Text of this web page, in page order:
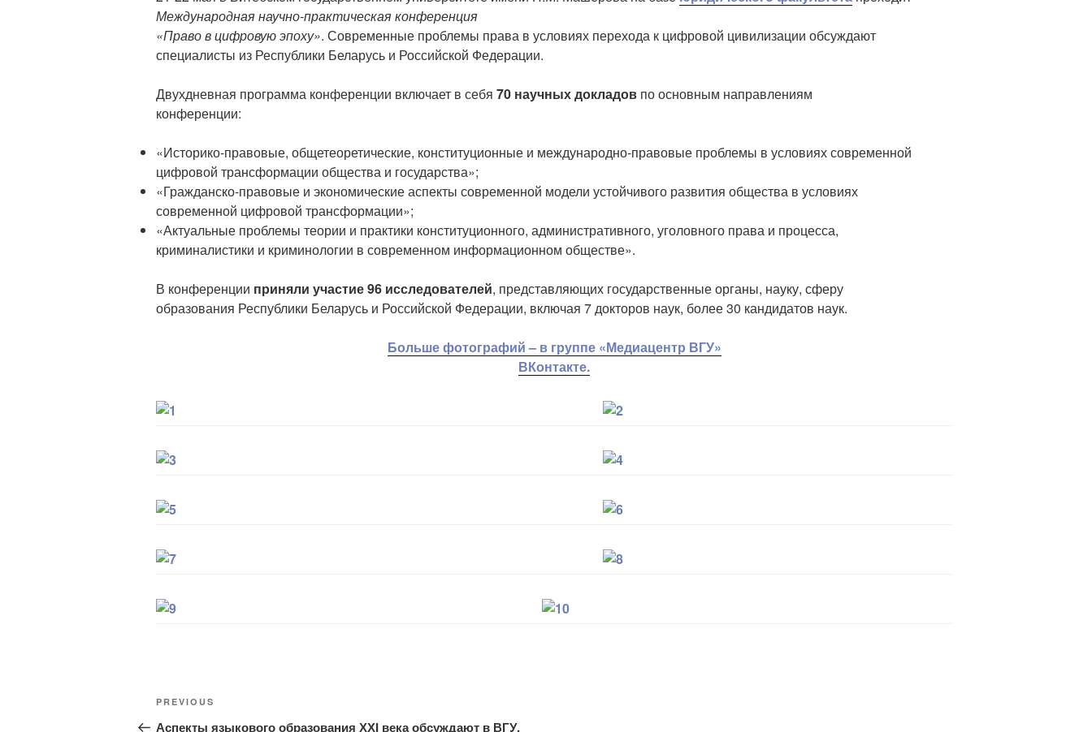
Международная научно-практическая конференция
«Право в цифровую эпоху». Современные проблемы права в условиях перехода к цифровой цивилизации обсуждают
специалисты из Республики Беларусь и Российской Федерации.
Двухдневная программа конференции включает в себя 70 научных докладов по основным направлениям
конференции:
«Историко-правовые, общетеоретические, конституционные и международно-правовые проблемы в условиях современной
цифровой трансформации общества и государства»;
«Гражданско-правовые и экономические аспекты современной модели устойчивого развития общества в условиях
современной цифровой трансформации»;
«Актуальные проблемы теории и практики конституционного, административного, уголовного права и процесса,
криминалистики и криминологии в современном информационном обществе».
В конференции приняли участие 96 исследователей, представляющих государственные органы, науку, сферу
образования Республики Беларусь и Российской Федерации, включая 7 докторов наук, более 30 кандидатов наук.
Больше фотографий – в группе «Медиацентр ВГУ»
ВКонтакте.
Post
navigation
Previous
Post
PREVIOUS
Аспекты языкового образования ХХI века обсуждают в ВГУ.